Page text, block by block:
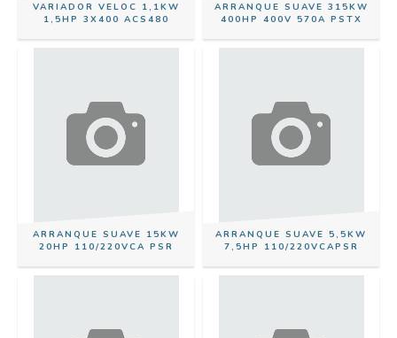
VARIADOR VELOC 1,1KW
1,5HP 3X400 ACS480
ARRANQUE SUAVE 315KW
400HP 400V 570A PSTX
ARRANQUE SUAVE 15KW
20HP 110/220VCA PSR
ARRANQUE SUAVE 5,5KW
7,5HP 110/220VCAPSR